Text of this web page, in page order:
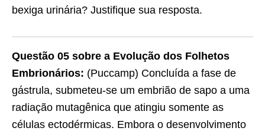
bexiga urinária? Justifique sua resposta.
Questão 05 sobre a Evolução dos Folhetos
Embrionários: (Puccamp) Concluída a fase de
gástrula, submeteu-se um embrião de sapo a uma
radiação mutagênica que atingiu somente as
células ectodérmicas. Embora o desenvolvimento